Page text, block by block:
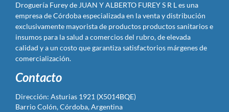
Droguería Furey de JUAN Y ALBERTO FUREY S R L es una
empresa de Córdoba especializada en la venta y distribución
exclusivamente mayorista de productos productos sanitarios e
insumos para la salud a comercios del rubro, de elevada
calidad y a un costo que garantiza satisfactorios márgenes de
comercialización.
Contacto
Dirección: Asturias 1921 (X5014BQE)
Barrio Colón, Córdoba, Argentina